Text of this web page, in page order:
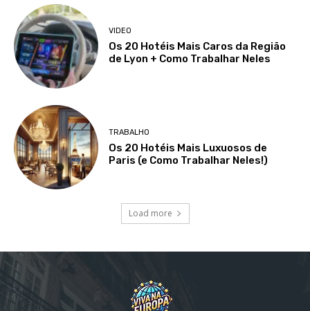
VIDEO
Os 20 Hotéis Mais Caros da Região
de Lyon + Como Trabalhar Neles
TRABALHO
Os 20 Hotéis Mais Luxuosos de
Paris (e Como Trabalhar Neles!)
Load more